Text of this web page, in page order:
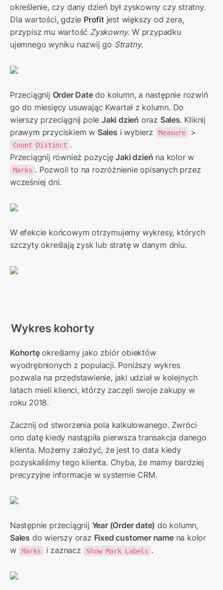
określenie, czy dany dzień był zyskowny czy stratny.
Dla wartości, gdzie Profit jest większy od zera,
przypisz mu wartość Zyskowny. W przypadku
ujemnego wyniku nazwij go Stratny.
Przeciągnij Order Date do kolumn, a następnie rozwiń
go do miesięcy usuwając Kwartał z kolumn. Do
wierszy przeciągnij pole Jaki dzień oraz Sales. Kliknij
prawym przyciskiem w Sales i wybierz Measure
Count Distinct .
Przeciągnij również pozycję Jaki dzień
Marks . Pozwoli to na rozróżnienie opisanych przez
wcześniej dni.
W efekcie końcowym otrzymujemy wykresy, których
szczyty określają zysk lub stratę w danym dniu.
Wykres kohorty
Kohortę określamy jako zbiór obiektów
wyodrębnionych z populacji. Poniższy wykres
pozwala na przedstawienie, jaki udział w kolejnych
latach mieli klienci, którzy zaczęli swoje zakupy w
roku 2018.
Zacznij od stworzenia pola kalkulowanego. Zwróci
ono datę kiedy nastąpiła pierwsza transakcja danego
klienta. Możemy założyć, że jest to data kiedy
pozyskaliśmy tego klienta. Chyba, że mamy bardziej
precyzyjne informacje w systemie CRM.
Następnie przeciągnij Year (Order date)
Sales do wierszy oraz Fixed customer name na kolor
w
Marks i zaznacz Show Mark Labels .